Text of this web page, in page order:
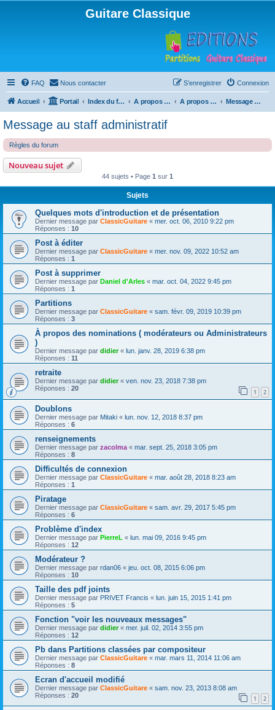
Guitare Classique
FAQ Nous contacter Connexion
S’enregistrer
Accueil Portail Index du forum A propos du forum A propos du forum Message au staff administratif
Message au staff administratif
Règles du forum
Nouveau sujet
44 sujets • Page 1 sur 1
Sujets
Quelques mots d'introduction et de présentation
Dernier message par ClassicGuitare « mer. oct. 06, 2010 9:22 pm
Réponses : 10
Post à éditer
Dernier message par ClassicGuitare « mer. nov. 09, 2022 10:52 am
Réponses : 1
Post à supprimer
Dernier message par Daniel d'Arles « mar. oct. 04, 2022 9:45 pm
Réponses : 1
Partitions
Dernier message par ClassicGuitare « sam. févr. 09, 2019 10:39 pm
Réponses : 3
À propos des nominations ( modérateurs ou Administrateurs
)
Dernier message par didier« lun. janv. 28, 2019 6:38 pm
Réponses : 11
retraite
Dernier message par didier« ven. nov. 23, 2018 7:38 pm
Réponses : 20 1 2
Doublons
Dernier message par Mitaki « lun. nov. 12, 2018 8:37 pm
Réponses : 6
renseignements
Dernier message par zacolma « mar. sept. 25, 2018 3:05 pm
Réponses : 8
Difficultés de connexion
Dernier message par ClassicGuitare « mar. août 28, 2018 8:23 am
Réponses : 1
Piratage
Dernier message par ClassicGuitare « sam. avr. 29, 2017 5:45 pm
Réponses : 6
Problème d'index
Dernier message par PierreL « lun. mai 09, 2016 9:45 pm
Réponses : 12
Modérateur ?
Dernier message par rdan06 « jeu. oct. 08, 2015 6:06 pm
Réponses : 10
Taille des pdf joints
Dernier message par PRIVET Francis « lun. juin 15, 2015 1:41 pm
Réponses : 5
Fonction "voir les nouveaux messages"
Dernier message par didier« mer. juil. 02, 2014 3:55 pm
Réponses : 12
Pb dans Partitions classées par compositeur
Dernier message par ClassicGuitare « mar. mars 11, 2014 11:06 am
Réponses : 8
Ecran d'accueil modifié
Dernier message par ClassicGuitare « sam. nov. 23, 2013 8:08 am
Réponses : 20 1 2